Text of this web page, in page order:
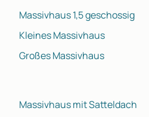
Massivhaus 1,5 geschossig
Kleines Massivhaus
Großes Massivhaus
Massivhaus mit Satteldach